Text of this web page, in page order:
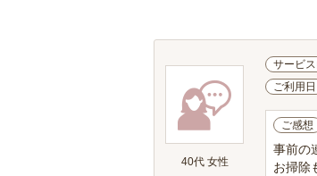
40代 女性
サービ
ご利用日
ご感想
事前の
お掃除